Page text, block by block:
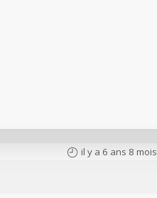
il y a 6 ans 8 mois